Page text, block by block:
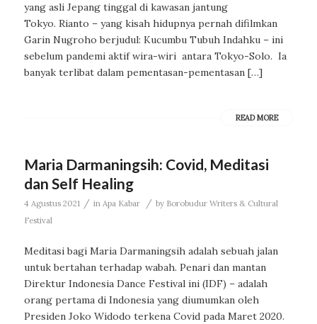
yang asli Jepang tinggal di kawasan jantung
Tokyo. Rianto – yang kisah hidupnya pernah difilmkan
Garin Nugroho berjudul: Kucumbu Tubuh Indahku – ini
sebelum pandemi aktif wira-wiri antara Tokyo-Solo. Ia
banyak terlibat dalam pementasan-pementasan […]
READ MORE
Maria Darmaningsih: Covid, Meditasi
dan Self Healing
4 Agustus 2021 / in Apa Kabar / by Borobudur Writers & Cultural
Festival
Meditasi bagi Maria Darmaningsih adalah sebuah jalan
untuk bertahan terhadap wabah. Penari dan mantan
Direktur Indonesia Dance Festival ini (IDF) – adalah
orang pertama di Indonesia yang diumumkan oleh
Presiden Joko Widodo terkena Covid pada Maret 2020.